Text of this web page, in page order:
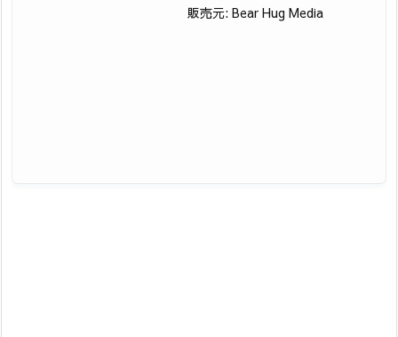
販売元: Bear Hug Media